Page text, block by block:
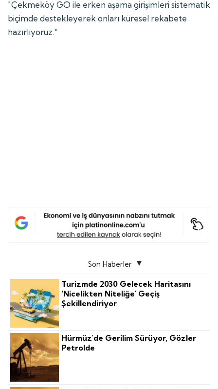
"Çekmeköy GO ile erken aşama girişimleri sistematik
biçimde destekleyerek onları küresel rekabete
hazırlıyoruz."
Son Haberler
Turizmde 2030 Gelecek Haritasını
‘nicelikten Niteliğe' Geçiş
Şekillendiriyor
Hürmüz'de Gerilim Sürüyor, Gözler
Petrolde